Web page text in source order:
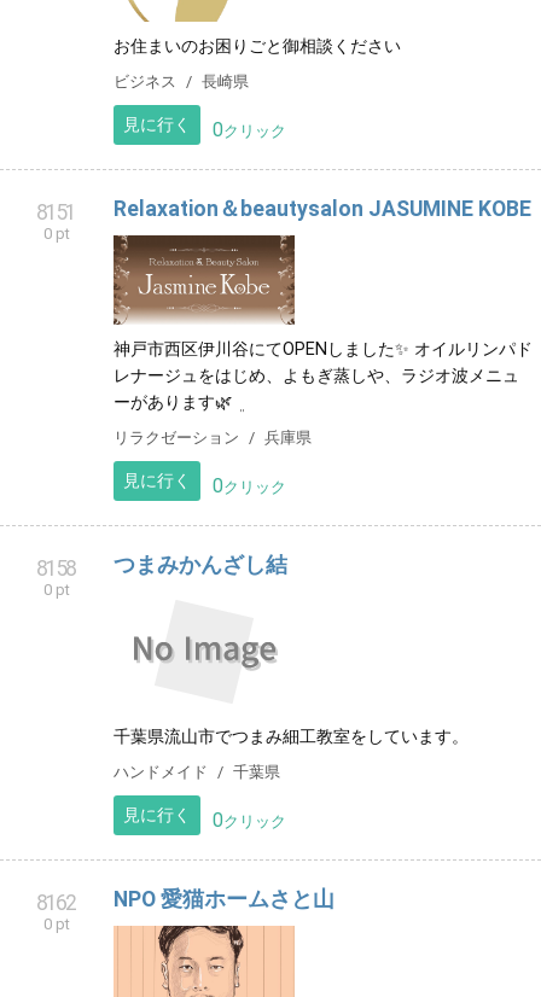
お住まいのお困りごと御相談ください
ビジネス 長崎県
見に行く 0クリック
8151
0 pt
Relaxation＆beautysalon JASUMINE KOBE
神戸市西区伊川谷にてOPENしました✨️ オイルリンパド
レナージュをはじめ、よもぎ蒸しや、ラジオ波メニュ
ーがあります🌿‬ ܸ
リラクゼーション 兵庫県
見に行く 0クリック
8158
0 pt
つまみかんざし結
千葉県流山市でつまみ細工教室をしています。
ハンドメイド 千葉県
見に行く 0クリック
8162
0 pt
NPO 愛猫ホームさと山